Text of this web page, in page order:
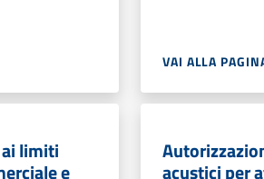
VAI ALLA
limiti
e acustici per